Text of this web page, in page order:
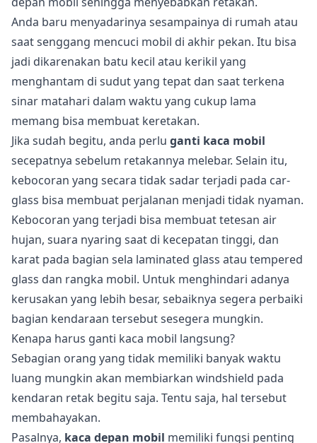
Anda baru menyadarinya sesampainya di rumah atau
saat senggang mencuci mobil di akhir pekan. Itu bisa
jadi dikarenakan batu kecil atau kerikil yang
menghantam di sudut yang tepat dan saat terkena
sinar matahari dalam waktu yang cukup lama
memang bisa membuat keretakan.
Jika sudah begitu, anda perlu ganti kaca mobil
secepatnya sebelum retakannya melebar. Selain itu,
kebocoran yang secara tidak sadar terjadi pada car-
glass bisa membuat perjalanan menjadi tidak nyaman.
Kebocoran yang terjadi bisa membuat tetesan air
hujan, suara nyaring saat di kecepatan tinggi, dan
karat pada bagian sela laminated glass atau tempered
glass dan rangka mobil. Untuk menghindari adanya
kerusakan yang lebih besar, sebaiknya segera perbaiki
bagian kendaraan tersebut sesegera mungkin.
Kenapa harus ganti kaca mobil langsung?
Sebagian orang yang tidak memiliki banyak waktu
luang mungkin akan membiarkan windshield pada
kendaran retak begitu saja. Tentu saja, hal tersebut
membahayakan.
Pasalnya, kaca depan mobil memiliki fungsi penting